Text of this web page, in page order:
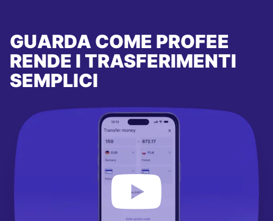
GUARDA COME PROFEE
RENDE I TRASFERIMENTI
SEMPLICI